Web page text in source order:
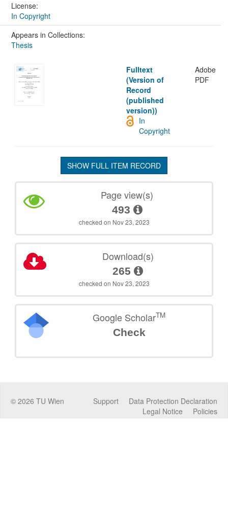
License:
In Copyright
Appears in Collections:
Thesis
Fulltext
(Version of
Record
(published
version))
Adobe
PDF
In
Copyright
SHOW FULL ITEM RECORD
Page view(s)
493
checked on Nov 23, 2023
Download(s)
265
checked on Nov 23, 2023
Google ScholarTM
Check
© 2026 TU Wien Data Protection Declaration
Support
Policies
Legal Notice